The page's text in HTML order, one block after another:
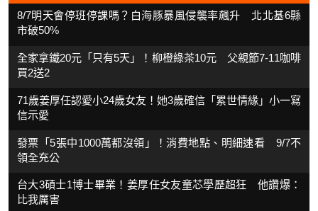
8/7明天會停班停課嗎？白海豚暴風侵襲率飆升 北北基6縣
市破50%
全家拿鐵20元「只有5天」！柳橙綠茶10元 父親節7-11咖啡
買2送2
71歲姜厚任認愛小24歲女友！她3歲確信「累世情緣」小一寫
信示愛
發票「5張中1000萬都沒領」！消費地點、明細速看 9/7不
領全充公
台大3碩士1博士畢業！姜厚任女友童芯學歷超狂 他讚爆：
比我厲害